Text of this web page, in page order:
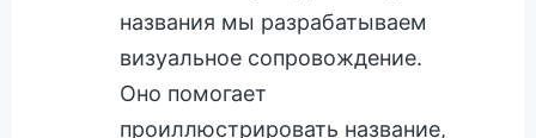
названия мы разрабатываем
визуальное сопровождение.
Оно помогает
проиллюстрировать название,